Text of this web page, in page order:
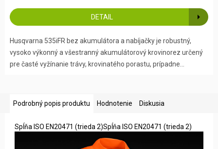
DETAIL
Husqvarna 535iFR bez akumulátora a nabíjačky je robustný,
vysoko výkonný a všestranný akumulátorový krovinorez určený
pre časté vyžínanie trávy, krovinatého porastu, prípadne...
Podrobný popis produktu Hodnotenie Diskusia
Spĺňa ISO EN20471 (trieda 2)Spĺňa ISO EN20471 (trieda 2)